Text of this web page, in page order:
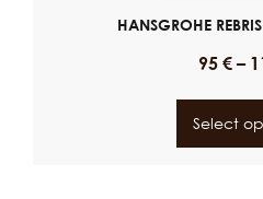
HANSGROHE
95 €–
Select